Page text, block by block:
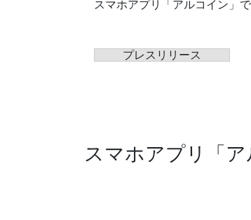
スマホアプリ「アルコイン」
プレスリリース
スマホアプリ「